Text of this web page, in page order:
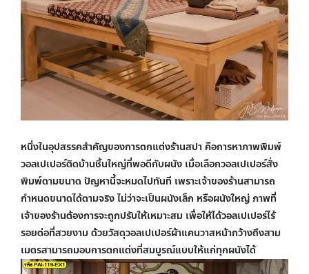
หนึ่งในอุปสรรคสำคัญของการตกแต่งร้านสปา คือการหาภาพพิมพ์
วอลเปเปอร์ติดบ้านชิ้นใหญ่ที่พอดีกับผนัง เมื่อเลือกวอลเปเปอร์สั่ง
พิมพ์ตามขนาด ปัญหานี้จะหมดไปทันที เพราะเจ้าของร้านสามารถ
กำหนดขนาดได้ตามจริง ไม่ว่าจะเป็นผนังเล็ก หรือผนังใหญ่ ภาพที่
เจ้าของร้านต้องการจะถูกปรับให้เหมาะสม เพื่อให้ได้วอลเปเปอร์ไร้
รอยต่อที่สวยงาม ด้วยวัสดุวอลเปเปอร์ผ้าแคนวาสหน้ากว้างถึงสาม
เมตรสามารถมอบการตกแต่งที่สมบูรณ์แบบให้แก่ทุกผนังได้